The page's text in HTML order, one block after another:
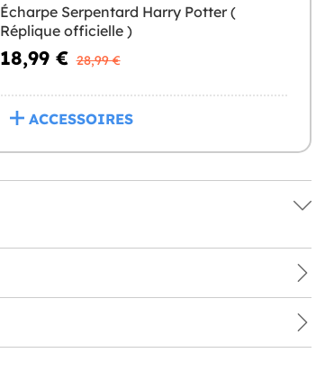
Écharpe Serpentard Harry Potter (
Réplique officielle )
18,99 € 28,99 €
ACCESSOIRES